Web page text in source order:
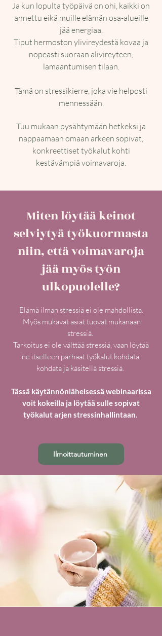
Ja kun lopulta työpäivä on ohi, kaikki on
annettu eikä muille elämän osa-alueille
jää energiaa.
Tiput hermoston ylivireydestä kovaa ja
nopeasti suoraan alivireyteen,
lamaantumisen tilaan.
Tämä on stressikierre, joka vie helposti
mennessään.
Tuu mukaan pysähtymään hetkeksi ja
nappaamaan omaan arkeen sopivat,
konkreettiset työkalut kohti
kestävämpiä voimavaroja.
Miten löytää keinot
selviytyä työkuormasta
niin, että voimavaroja
jää myös työn
ulkopuolelle?
Elämä ilman stressiä ei ole mahdollista.
Myös mukavat asiat tuovat mukanaan
stressiä.
Tarkoitus ei ole välttää stressiä, vaan löytää
ne itselleen parhaat työkalut kohdata
kohdata ja käsitellä stressiä.
Tässä käytännönläheisessä webinaarissa
voit kokeilla ja löytää sulle sopivat
työkalut arjen stressinhallintaan.
Ilmoittautuminen